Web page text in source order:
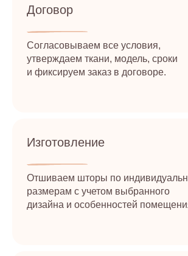
Договор
Согласовываем все условия,
утверждаем ткани, модель, сроки
и фиксируем заказ в договоре.
Изготовление
Отшиваем шторы по
размерам с учетом выбранного
дизайна и особенностей